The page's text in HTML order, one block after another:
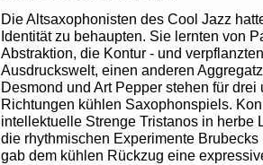
Die Altsaxophonisten des Cool Jazz
Identität zu behaupten. Sie lernten von
Abstraktion, die Kontur - und
Ausdruckswelt, einen anderen
Desmond und Art Pepper stehen für
Richtungen kühlen Saxophonspiels.
intellektuelle Strenge Tristanos in herbe
die rhythmischen Experimente
gab dem kühlen Rückzug eine